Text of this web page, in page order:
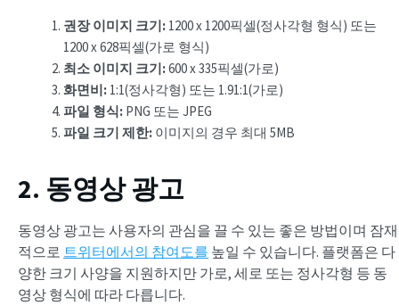
권장 이미지 크기: 1200 x 1200픽셀(정사각형 형식) 또는
1200 x 628픽셀(가로 형식)
최소 이미지 크기:600 x 335픽셀(가로)
화면비: 1:1(정사각형) 또는 1.91:1(가로)
파일 형식: PNG 또는 JPEG
파일 크기 제한: 이미지의 경우 최대 5MB
2. 동영상 광고
동영상 광고는 사용자의 관심을 끌 수 있는 좋은 방법이며 잠재
적으로 트위터에서의 참여도를 높일 수 있습니다. 플랫폼은 다
양한 크기 사양을 지원하지만 가로, 세로 또는 정사각형 등 동
영상 형식에 따라 다릅니다.